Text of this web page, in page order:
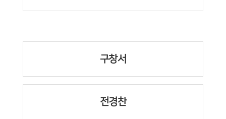
구창서
전경찬